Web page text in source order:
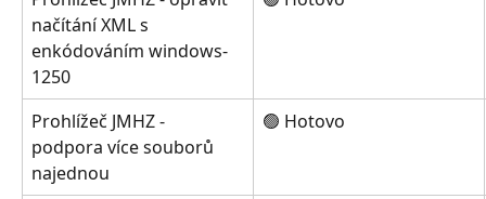
načítání XML s
enkódováním windows-
1250
Prohlížeč JMHZ -
podpora více souborů
najednou
🟢 Hotovo